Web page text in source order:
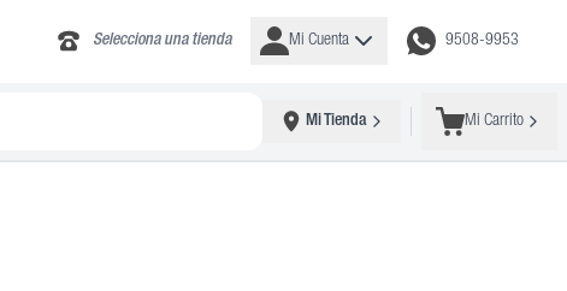
Selecciona una tienda Mi Cuenta 9508-9953
Mi Tienda Mi Carrito